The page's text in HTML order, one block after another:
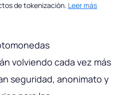
de tokenización. Leer más
volviendo cada vez más
seguridad, anonimato y